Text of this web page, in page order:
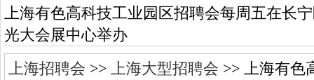
上海有色高科技工业园区招聘会每周五在长
光大会展中心举办
上海招聘会 >> 上海大型招聘会 >> 上海有色